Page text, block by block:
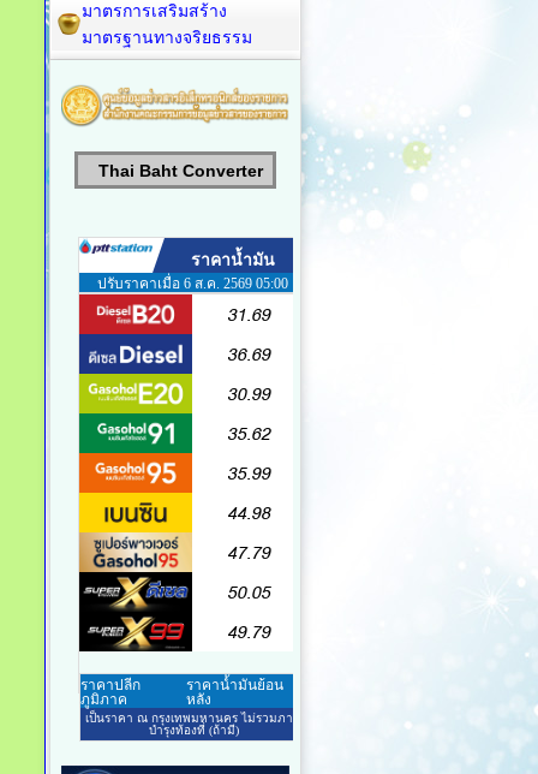
มาตรการเสริมสร้าง
มาตรฐานทางจริยธรรม
Thai Baht Converter